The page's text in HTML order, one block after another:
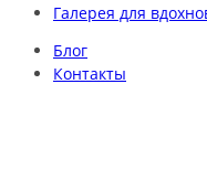
Галерея для
Блог
Контакты